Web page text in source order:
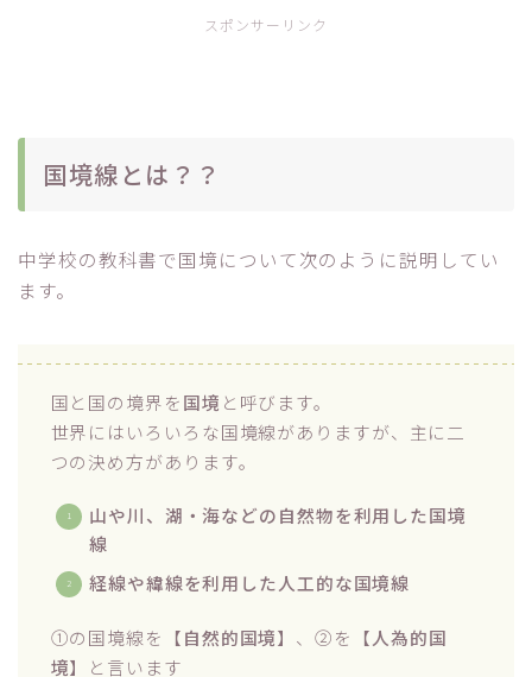
スポンサーリンク
国境線とは？？
中学校の教科書で国境について次のように説明してい
ます。
国と国の境界を国境 と呼びます。
世界にはいろいろな国境線がありますが、主に二
つの決め方があります。
山や川、湖・海などの自然物を利用した国境
線
経線や緯線を利用した人工的な国境線
①の国境線を【自然的国境】、②を【人為的国
境】と言います